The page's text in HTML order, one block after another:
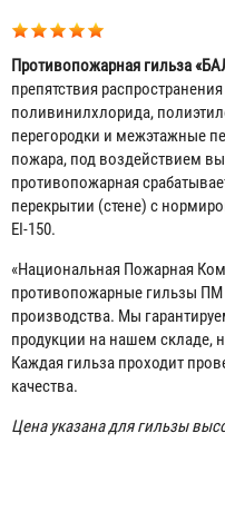
Противопожарная гильза
препятствия
поливинилхлорида,
перегородки и межэтажные
пожара, под воздействием
противопожарная
перекрытии (стене) с
EI-150.
«Национальная Пожарная
противопожарные гильзы
производства. Мы
продукции на нашем складе,
Каждая гильза проходит
качества.
Цена указана для гильзы